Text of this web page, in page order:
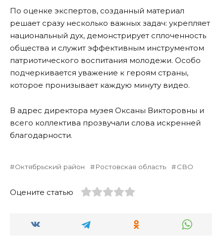
По оценке экспертов, созданный материал
решает сразу несколько важных задач: укрепляет
национальный дух, демонстрирует сплоченность
общества и служит эффективным инструментом
патриотического воспитания молодежи. Особо
подчеркивается уважение к героям страны,
которое пронизывает каждую минуту видео.
В адрес директора музея Оксаны Викторовны и
всего коллектива прозвучали слова искренней
благодарности.
Октябрьский район Ростовская область СВО
Оцените статью